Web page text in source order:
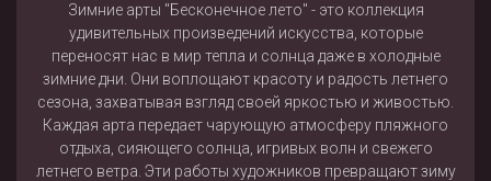
Зимние арты "Бесконечное лето" - это коллекция
удивительных произведений искусства, которые
переносят нас в мир тепла и солнца даже в холодные
зимние дни. Они воплощают красоту и радость летнего
сезона, захватывая взгляд своей яркостью и живостью.
Каждая арта передает чарующую атмосферу пляжного
отдыха, сияющего солнца, игривых волн и свежего
летнего ветра. Эти работы художников превращают зиму